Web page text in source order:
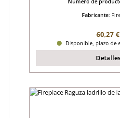
Fabricante:
Precio
60,27 €
Disponible, plazo de
Detalles